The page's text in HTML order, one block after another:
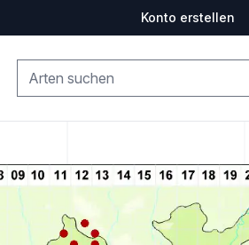
Konto erstellen